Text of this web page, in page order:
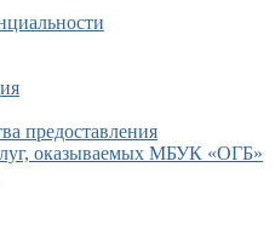
предоставления
оказываемых МБУК «ОГБ»